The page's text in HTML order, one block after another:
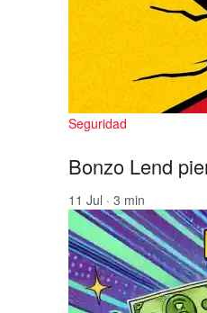
Seguridad
Bonzo Lend
11 Jul · 3 min